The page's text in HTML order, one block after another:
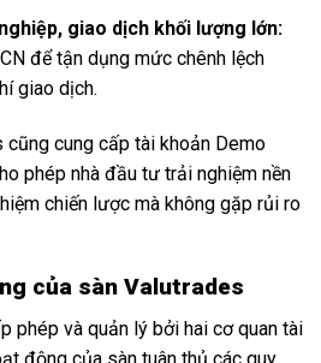
giao dịch khối lượng lớn:
để tận dụng mức chênh lệch
giao dịch.
cũng cung cấp tài khoản Demo
phép nhà đầu tư trải nghiệm nền
chiến lược mà không gặp rủi ro
của sàn Valutrades
phép và quản lý bởi hai cơ quan tài